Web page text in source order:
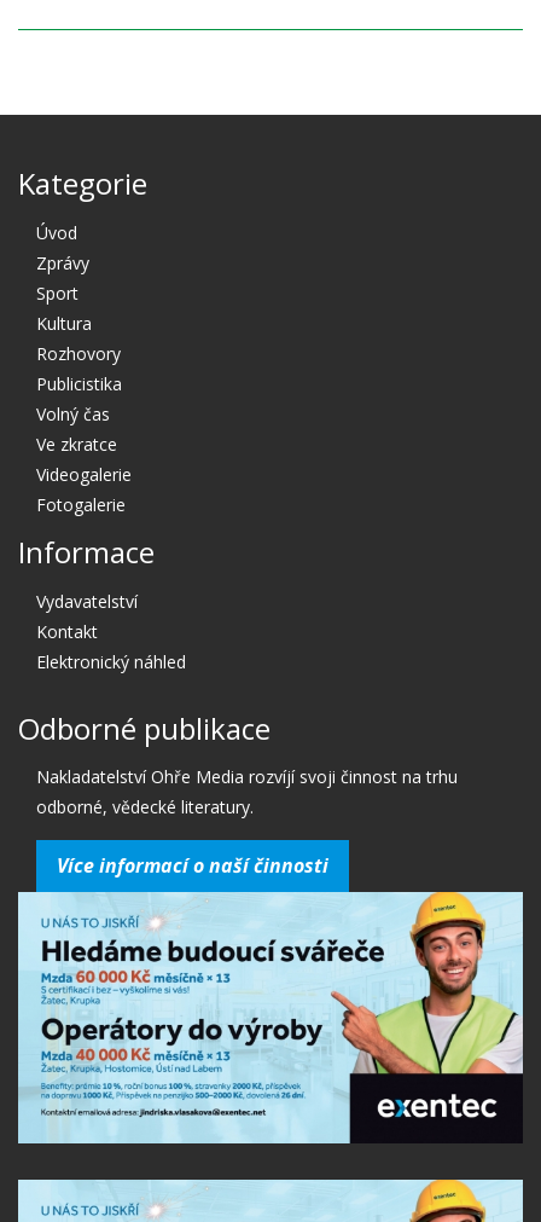
Kategorie
Úvod
Zprávy
Sport
Kultura
Rozhovory
Publicistika
Volný čas
Ve zkratce
Videogalerie
Fotogalerie
Informace
Vydavatelství
Kontakt
Elektronický náhled
Odborné publikace
Nakladatelství Ohře Media rozvíjí svoji činnost na trhu
odborné, vědecké literatury.
Více informací o naší činnosti